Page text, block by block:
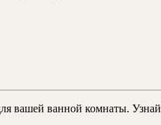
вашей ванной комнаты.